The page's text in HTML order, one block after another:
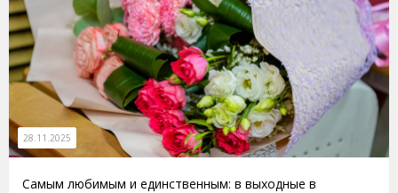
28.11.2025
Самым любимым и единственным: в выходные в